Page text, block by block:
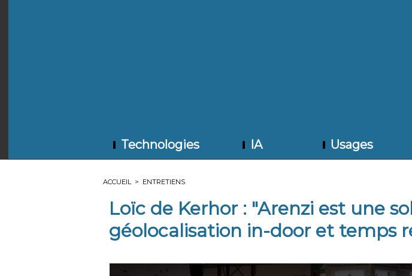
Technologies IA Usages
ACCUEIL > ENTRETIENS
Loïc de Kerhor : "Arenzi est une
géolocalisation in-door et temps